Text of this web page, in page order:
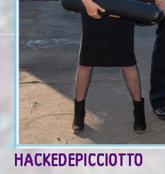
HACKEDEPICCIOTTO